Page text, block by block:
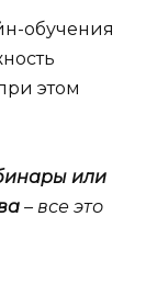
обучения
этом
или
– все это